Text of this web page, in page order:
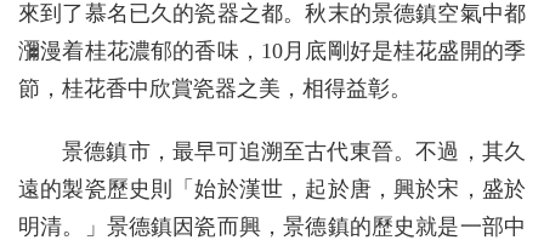
來到了慕名已久的瓷器之都。秋末的景德鎮空氣中都
瀰漫着桂花濃郁的香味，10月底剛好是桂花盛開的季
節，桂花香中欣賞瓷器之美，相得益彰。
景德鎮市，最早可追溯至古代東晉。不過，其久
遠的製瓷歷史則「始於漢世，起於唐，興於宋，盛於
明清。」景德鎮因瓷而興，景德鎮的歷史就是一部中